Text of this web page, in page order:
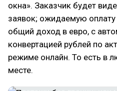
окна». Заказчик будет
заявок; ожидаемую оплату
общий доход в евро, с
конвертацией рублей по
режиме онлайн. То есть в
месте.